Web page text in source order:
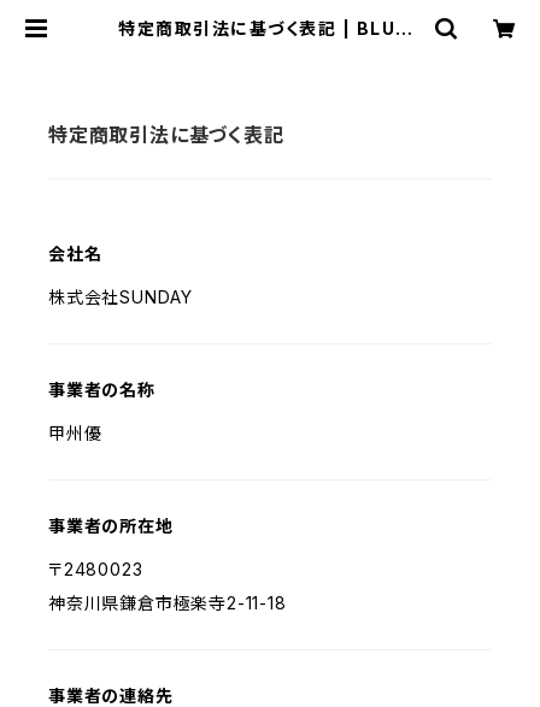
特定商取引法に基づく表記 | BLUES
特定商取引法に基づく表記
会社名
株式会社SUNDAY
事業者の名称
甲州優
事業者の所在地
〒2480023
神奈川県鎌倉市極楽寺2-11-18
事業者の連絡先